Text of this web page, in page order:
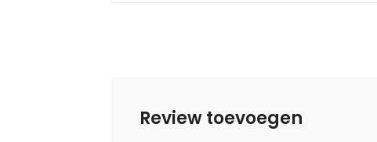
Review toevoegen